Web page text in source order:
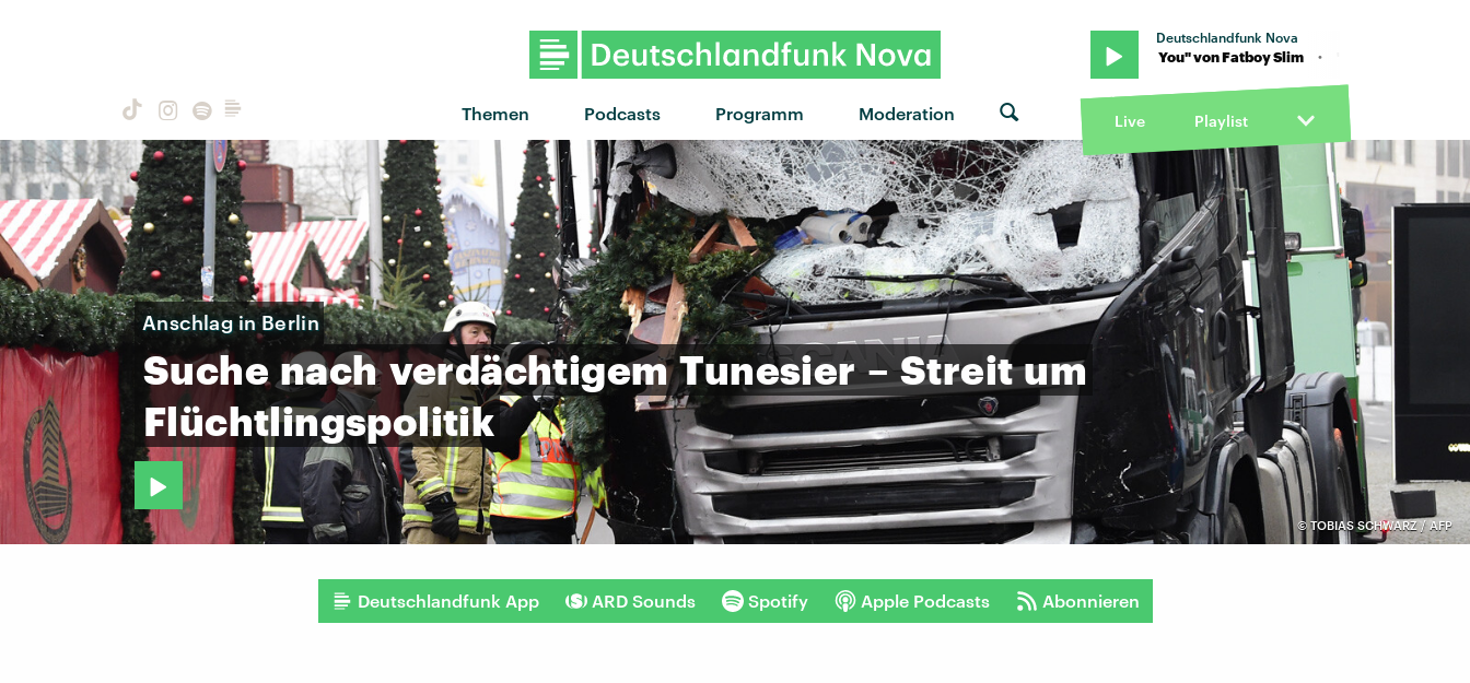
Themen Podcasts Programm Moderation
Deutschlandfunk Nova
"Praise You" von Fatboy Slim · "Praise You" von Fatboy Slim · "Praise You" von Fatboy Slim
Live Playlist
© TOBIAS SCHWARZ / AFP
​Anschlag in Berlin
Suche nach verdächtigem Tunesier – Streit um
Flüchtlingspolitik
Deutschlandfunk App ARD Sounds Spotify Apple Podcasts Abonnieren